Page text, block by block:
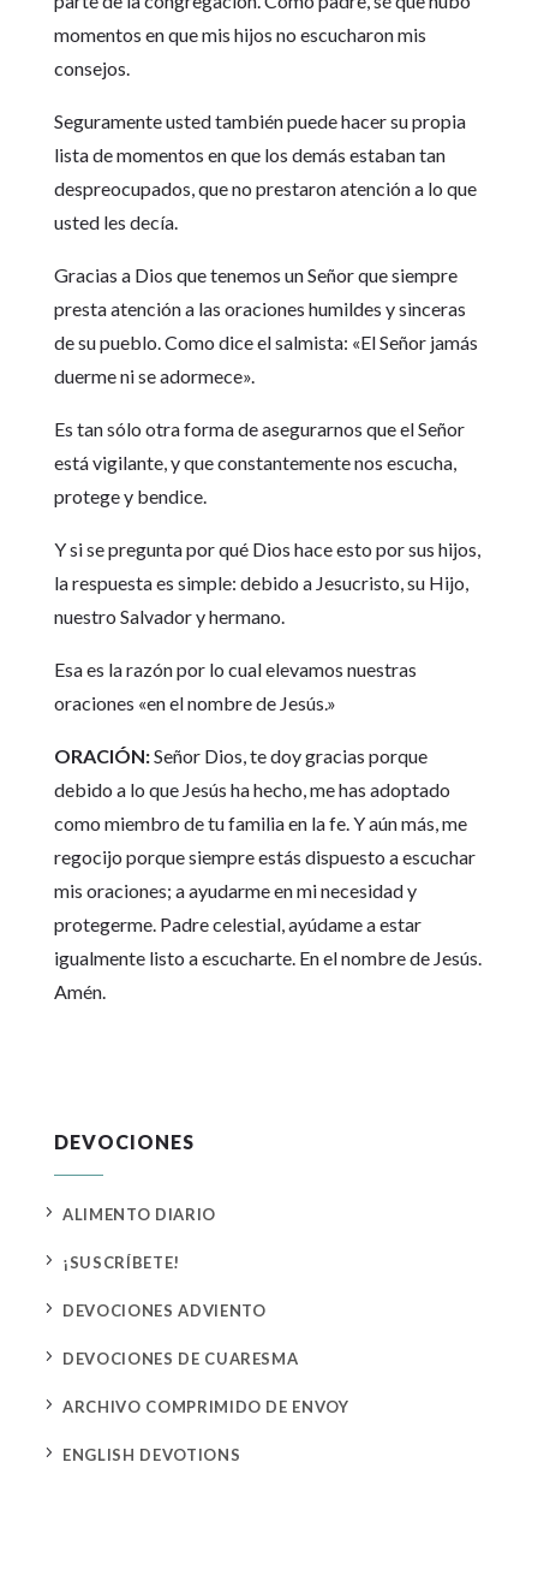
momentos en que mis hijos no escucharon mis
consejos.
Seguramente usted también puede hacer su propia
lista de momentos en que los demás estaban tan
despreocupados, que no prestaron atención a lo que
usted les decía.
Gracias a Dios que tenemos un Señor que siempre
presta atención a las oraciones humildes y sinceras
de su pueblo. Como dice el salmista: «El Señor jamás
duerme ni se adormece».
Es tan sólo otra forma de asegurarnos que el Señor
está vigilante, y que constantemente nos escucha,
protege y bendice.
Y si se pregunta por qué Dios hace esto por sus hijos,
la respuesta es simple: debido a Jesucristo, su Hijo,
nuestro Salvador y hermano.
Esa es la razón por lo cual elevamos nuestras
oraciones «en el nombre de Jesús.»
ORACIÓN:Señor Dios, te doy gracias porque
debido a lo que Jesús ha hecho, me has adoptado
como miembro de tu familia en la fe. Y aún más, me
regocijo porque siempre estás dispuesto a escuchar
mis oraciones; a ayudarme en mi necesidad y
protegerme. Padre celestial, ayúdame a estar
igualmente listo a escucharte. En el nombre de Jesús.
Amén.
DEVOCIONES
5 ALIMENTO DIARIO
5 ¡SUSCRÍBETE!
5 DEVOCIONES ADVIENTO
5 DEVOCIONES DE CUARESMA
5 ARCHIVO COMPRIMIDO DE ENVOY
5 ENGLISH DEVOTIONS